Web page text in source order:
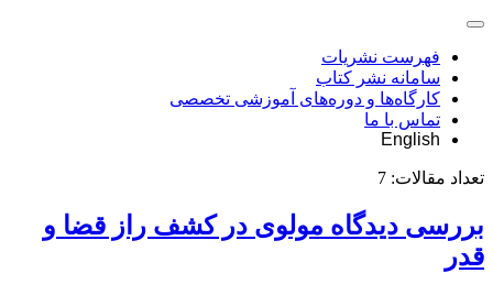
فهرست نشریات
سامانه نشر کتاب
کارگاه‌ها و دوره‌های آموزشی تخصصی
تماس با ما
English
تعداد مقالات: 7
بررسی دیدگاه مولوی در کشف راز قضا و
قدر